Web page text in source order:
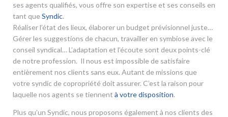
ses agents qualifiés, vous offre son expertise et ses conseils en
tant que Syndic.
Réaliser l’état des lieux, élaborer un budget prévisionnel juste…
Gérer les suggestions de chacun, travailler en symbiose avec le
conseil syndical… L’adaptation et l’écoute sont deux points-clé
de notre profession. Il nous est impossible de satisfaire
entièrement nos clients sans eux. Autant de missions que
votre syndic de copropriété doit assurer. C’est la raison pour
laquelle nos agents se tiennent à votre disposition.
Plus qu’un Syndic, nous proposons également à nos clients des